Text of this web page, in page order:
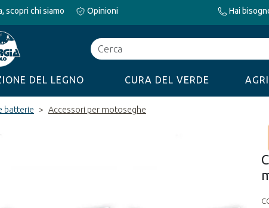
scopri chi siamo Opinioni Hai
Cerca
DEL LEGNO CURA DEL VERDE
batterie Accessori per motoseghe